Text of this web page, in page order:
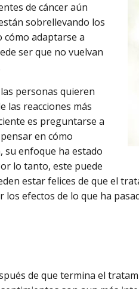
de cáncer aún
sobrellevando los
adaptarse a
ser que no vuelvan
personas quieren
las reacciones más
es preguntarse a
en cómo
su enfoque ha estado
lo tanto, este puede
estar felices de que el
efectos de lo que ha
de que termina el